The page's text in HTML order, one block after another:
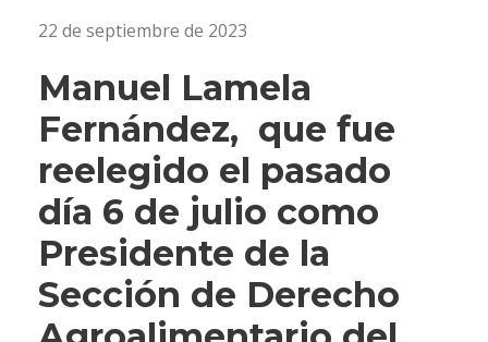
22 de septiembre de 2023
Manuel Lamela
Fernández, que fue
reelegido el pasado
día 6 de julio como
Presidente de la
Sección de Derecho